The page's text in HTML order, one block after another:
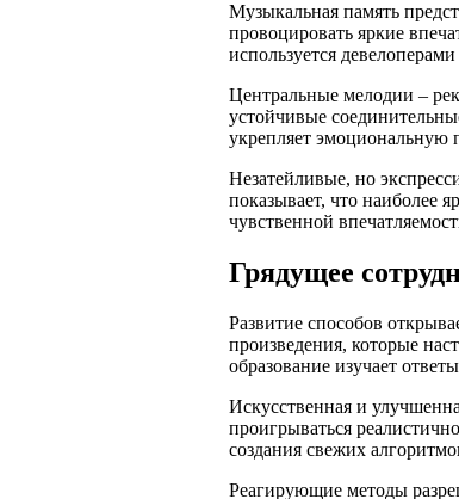
Музыкальная память
провоцировать яркие
используется
Центральные мелодии –
устойчивые
укрепляет эмоциональную
Незатейливые, но
показывает, что наиболее
чувственной
Грядущее
Развитие способов
произведения, которые
образование изучает
Искусственная и
проигрываться
создания свежих
Реагирующие методы